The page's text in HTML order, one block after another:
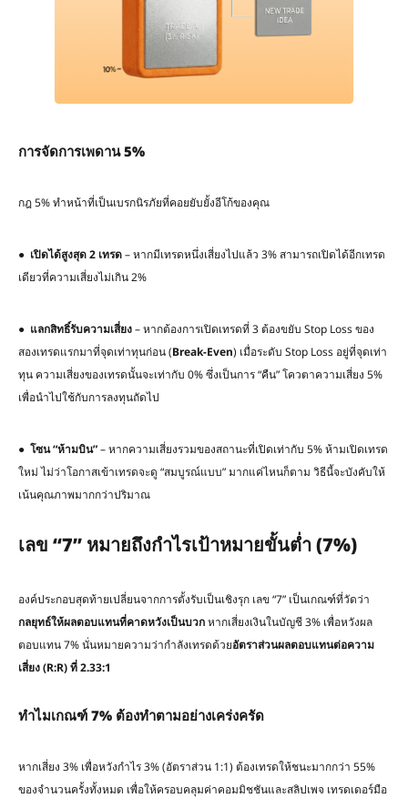
การจัดการเพดาน5%
กฎ 5% ทำหน้าที่เป็นเบรกนิรภัยที่คอยยับยั้งอีโก้ของคุณ
● เปิดได้สูงสุด2 เทรด– หากมีเทรดหนึ่งเสี่ยงไปแล้ว 3% สามารถเปิดได้อีกเทรด
เดียวที่ความเสี่ยงไม่เกิน 2%
● แลกสิทธิ์รับความเสี่ยง– หากต้องการเปิดเทรดที่ 3 ต้องขยับ Stop Loss ของ
สองเทรดแรกมาที่จุดเท่าทุนก่อน (Break-Even) เมื่อระดับ Stop Loss อยู่ที่จุดเท่า
ทุน ความเสี่ยงของเทรดนั้นจะเท่ากับ 0% ซึ่งเป็นการ “คืน” โควตาความเสี่ยง 5%
เพื่อนำไปใช้กับการลงทุนถัดไป
● โซน“ห้ามบิน”– หากความเสี่ยงรวมของสถานะที่เปิดเท่ากับ 5% ห้ามเปิดเทรด
ใหม่ ไม่ว่าโอกาสเข้าเทรดจะดู “สมบูรณ์แบบ” มากแค่ไหนก็ตาม วิธีนี้จะบังคับให้
เน้นคุณภาพมากกว่าปริมาณ
เลข “7” หมายถึงกำไรเป้าหมายขั้นต่ำ (7%)
องค์ประกอบสุดท้ายเปลี่ยนจากการตั้งรับเป็นเชิงรุก เลข “7” เป็นเกณฑ์ที่วัดว่า
กลยุทธ์ให้ผลตอบแทนที่คาดหวังเป็นบวกหากเสี่ยงเงินในบัญชี 3% เพื่อหวังผล
ตอบแทน 7% นั่นหมายความว่ากำลังเทรดด้วยอัตราส่วนผลตอบแทนต่อความ
เสี่ยง(R:R)ที่2.33:1
ทำไมเกณฑ์ 7% ต้องทำตามอย่างเคร่งครัด
หากเสี่ยง 3% เพื่อหวังกำไร 3% (อัตราส่วน 1:1) ต้องเทรดให้ชนะมากกว่า 55%
ของจำนวนครั้งทั้งหมด เพื่อให้ครอบคลุมค่าคอมมิชชันและสลิปเพจ เทรดเดอร์มือ